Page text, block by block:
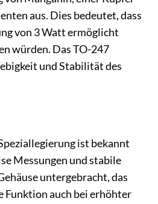
aus. Dies bedeutet, dass
von 3 Watt ermöglicht
würden. Das TO-247
und Stabilität des
ist bekannt
Messungen und stabile
untergebracht, das
Funktion auch bei erhöhter